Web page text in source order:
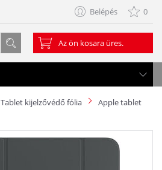
Belépés 0
Az ön kosara üres.
Tablet kijelzővédő fólia
Apple tablet